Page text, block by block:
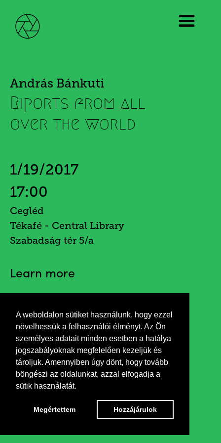
A weboldalon sütiket használunk, hogy ezzel
növelhessük a felhasználói élményt. Az Ön
személyes adatait minden esetben a hatálya
jogszabályoknak megfelelően kezeljük és
tároljuk. Amennyiben úgy dönt, hogy tovább
böngészi az oldalunkat, azzal elfogadja a
sütik használatát.
Megértettem Hozzájárulok
András Bánkuti
Riports from all
over the world
1/19/2017
17:00
Cegléd
Tékafé - Central Library
Szabadság tér 5/a
Learn more
Invitation